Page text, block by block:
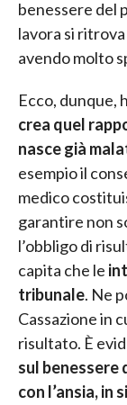
benessere del
lavora si
avendo molto
Ecco, dunque,
crea quel
nasce già
esempio il
medico
garantire non
l’obbligo di
capita che le
tribunale. Ne
Cassazione in
risultato. È
sul benessere
con l’ansia,